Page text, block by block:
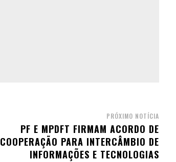
PRÓXIMO NOTÍCIA
PF E MPDFT FIRMAM ACORDO DE
COOPERAÇÃO PARA INTERCÂMBIO DE
INFORMAÇÕES E TECNOLOGIAS